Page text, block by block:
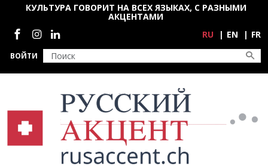
Перейти к основному содержанию
ВОЙТИ
КУЛЬТУРА ГОВОРИТ НА ВСЕХ ЯЗЫКАХ, С РАЗНЫМИ
АКЦЕНТАМИ
Социальные сети
RU EN FR